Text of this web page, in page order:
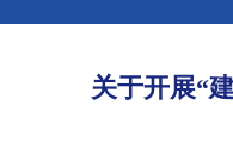
关于开展“